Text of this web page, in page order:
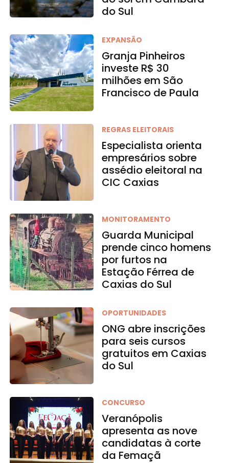
do Sul
EXPANSÃO
Granja Pinheiros
investe R$ 30
milhões em São
Francisco de Paula
REGRAS ELEITORAIS
Especialista orienta
empresários sobre
assédio eleitoral na
CIC Caxias
MONITORAMENTO
Guarda Municipal
prende cinco homens
por furtos na
Estação Férrea de
Caxias do Sul
OPORTUNIDADES
ONG abre inscrições
para seis cursos
gratuitos em Caxias
do Sul
CONCURSO
Veranópolis
apresenta as nove
candidatas à corte
da Femaçã